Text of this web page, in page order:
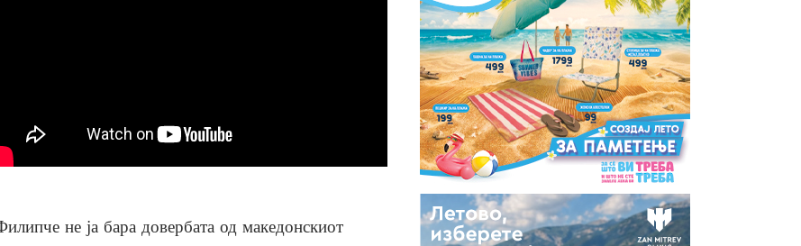
не ја бара довербата од македонскиот